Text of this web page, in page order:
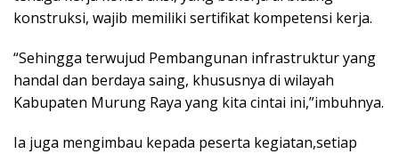
konstruksi, wajib memiliki sertifikat kompetensi kerja.
“Sehingga terwujud Pembangunan infrastruktur yang
handal dan berdaya saing, khususnya di wilayah
Kabupaten Murung Raya yang kita cintai ini,”imbuhnya.
Ia juga mengimbau kepada peserta kegiatan,setiap